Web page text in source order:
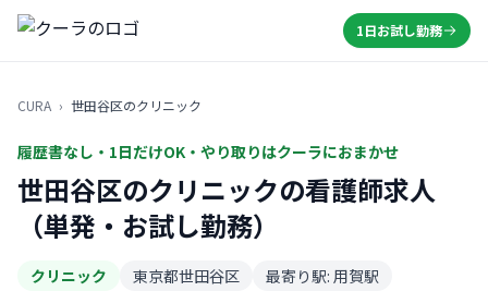
1日お試し勤務
CURA › 世田谷区のクリニック
履歴書なし・1日だけOK・やり取りはクーラにおまかせ
世田谷区のクリニックの看護師求人
（単発・お試し勤務）
クリニック 東京都世田谷区 最寄り駅: 用賀駅